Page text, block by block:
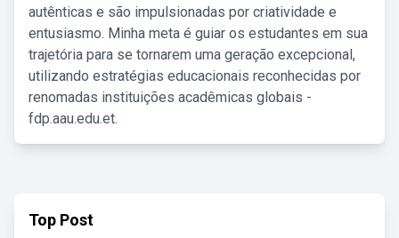
autênticas e são impulsionadas por criatividade e
entusiasmo. Minha meta é guiar os estudantes em sua
trajetória para se tornarem uma geração excepcional,
utilizando estratégias educacionais reconhecidas por
renomadas instituições acadêmicas globais -
fdp.aau.edu.et.
Top Post